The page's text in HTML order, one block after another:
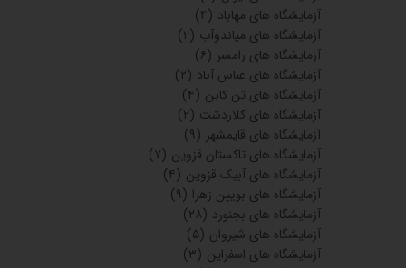
آزمایشگاه های مهاباد (۴)
آزمایشگاه های میاندوآب (۲)
آزمایشگاه های رامسر (۶)
آزمایشگاه های عباس آباد (۲)
آزمایشگاه های تن کابن (۴)
آزمایشگاه های کلاردشت (۲)
آزمایشگاه های قایمشهر (۹)
آزمایشگاه های تاکستان قزوین (۷)
آزمایشگاه های آبیک قزوین (۴)
آزمایشگاه های بویین زهرا (۹)
آزمایشگاه های بجنورد (۲۸)
آزمایشگاه های شیروان (۵)
آزمایشگاه های اسفراین (۳)